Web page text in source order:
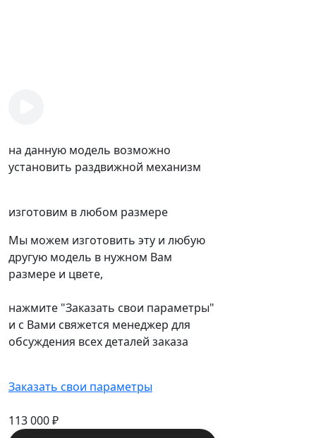
на данную модель возможно
установить раздвижной механизм
изготовим в любом размере
Мы можем изготовить эту и любую
другую модель в нужном Вам
размере и цвете,
нажмите "Заказать свои параметры"
и с Вами свяжется менеджер для
обсуждения всех деталей заказа
Заказать свои параметры
113 000₽